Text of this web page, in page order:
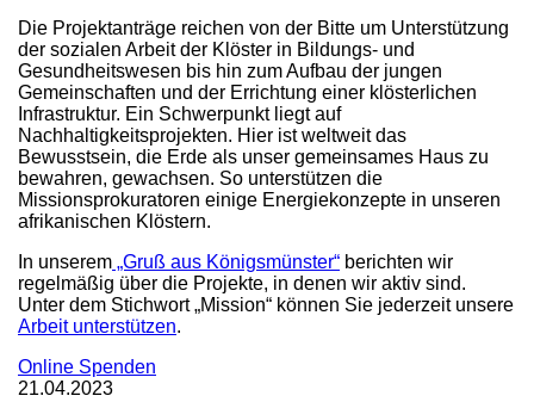
Die Projektanträge reichen von der Bitte um Unterstützung
der sozialen Arbeit der Klöster in Bildungs- und
Gesundheitswesen bis hin zum Aufbau der jungen
Gemeinschaften und der Errichtung einer klösterlichen
Infrastruktur. Ein Schwerpunkt liegt auf
Nachhaltigkeitsprojekten. Hier ist weltweit das
Bewusstsein, die Erde als unser gemeinsames Haus zu
bewahren, gewachsen. So unterstützen die
Missionsprokuratoren einige Energiekonzepte in unseren
afrikanischen Klöstern.
In unserem „Gruß aus Königsmünster“ berichten wir
regelmäßig über die Projekte, in denen wir aktiv sind.
Unter dem Stichwort „Mission“ können Sie jederzeit unsere
Arbeit unterstützen.
Online Spenden
21.04.2023